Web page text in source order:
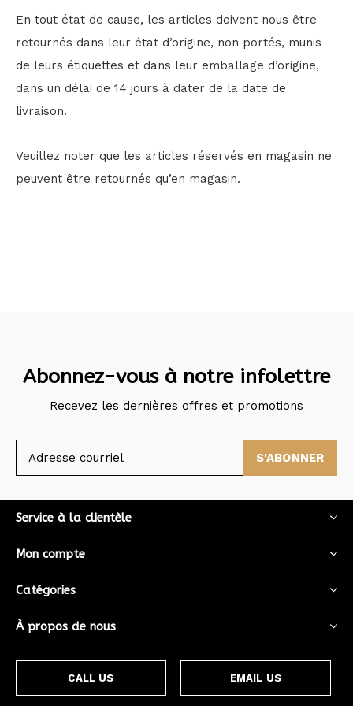
En tout état de cause, les articles doivent nous être
retournés dans leur état d’origine, non portés, munis
de leurs étiquettes et dans leur emballage d’origine,
dans un délai de 14 jours à dater de la date de
livraison.
Veuillez noter que les articles réservés en magasin ne
peuvent être retournés qu’en magasin.
Abonnez-vous à notre infolettre
Recevez les dernières offres et promotions
S'ABONNER
Service à la clientèle
Mon compte
Catégories
À propos de nous
CALL US EMAIL US